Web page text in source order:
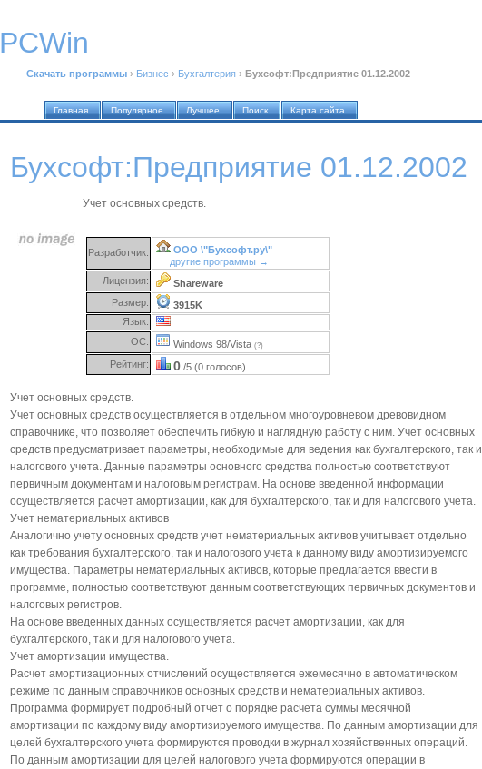
PCWin
Скачать программы › Бизнес › Бухгалтерия › Бухсофт:Предприятие 01.12.2002
Главная Популярное Лучшее Поиск Карта сайта
Бухсофт:Предприятие 01.12.2002
Учет основных средств.
Разработчик:
ООО \"Бухсофт.ру\"
другие программы →
Лицензия:
Shareware
Размер:
3915K
Язык:
ОС:
Windows 98/Vista (?)
Рейтинг: 0 /5 (0 голосов)
Учет основных средств.
Учет основных средств осуществляется в отдельном многоуровневом древовидном
справочнике, что позволяет обеспечить гибкую и наглядную работу с ним. Учет основных
средств предусматривает параметры, необходимые для ведения как бухгалтерского, так и
налогового учета. Данные параметры основного средства полностью соответствуют
первичным документам и налоговым регистрам. На основе введенной информации
осуществляется расчет амортизации, как для бухгалтерского, так и для налогового учета.
Учет нематериальных активов
Аналогично учету основных средств учет нематериальных активов учитывает отдельно
как требования бухгалтерского, так и налогового учета к данному виду амортизируемого
имущества. Параметры нематериальных активов, которые предлагается ввести в
программе, полностью соответствуют данным соответствующих первичных документов и
налоговых регистров.
На основе введенных данных осуществляется расчет амортизации, как для
бухгалтерского, так и для налогового учета.
Учет амортизации имущества.
Расчет амортизационных отчислений осуществляется ежемесячно в автоматическом
режиме по данным справочников основных средств и нематериальных активов.
Программа формирует подробный отчет о порядке расчета суммы месячной
амортизации по каждому виду амортизируемого имущества. По данным амортизации для
целей бухгалтерского учета формируются проводки в журнал хозяйственных операций.
По данным амортизации для целей налогового учета формируются операции в